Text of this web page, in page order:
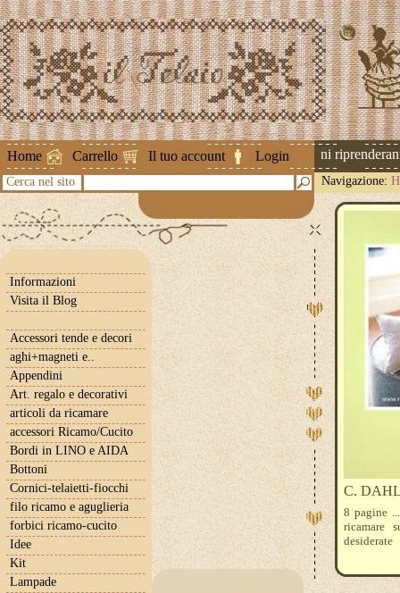
Home Carrello Il tuo account Login
Attenzione ! Le spedizioni
Cerca nel sito Navigazione:
Informazioni
Visita il Blog
Accessori tende e decori
aghi+magneti e..
Appendini
Art. regalo e decorativi
articoli da ricamare
accessori Ricamo/Cucito
Bordi in LINO e AIDA
Bottoni
Cornici-telaietti-fiocchi
filo ricamo e aguglieria
forbici ricamo-cucito
Idee
Kit
Lampade
C.
8 pagine
ricamare
desiderate